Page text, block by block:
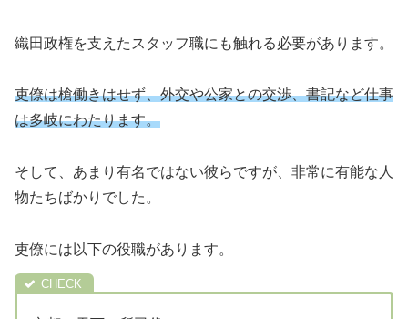
織田政権を支えたスタッフ職にも触れる必要があります。
吏僚は槍働きはせず、外交や公家との交渉、書記など仕事
は多岐にわたります。
そして、あまり有名ではない彼らですが、非常に有能な人
物たちばかりでした。
吏僚には以下の役職があります。